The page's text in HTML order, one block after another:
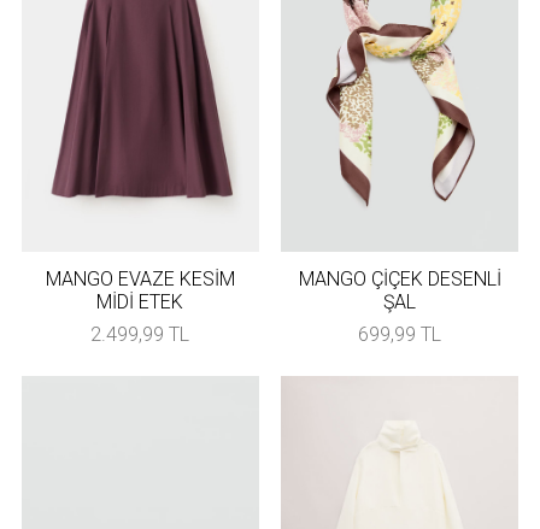
MANGO EVAZE KESİM
MİDİ ETEK
2.499,99 TL
MANGO ÇİÇEK DESENLİ
ŞAL
699,99 TL